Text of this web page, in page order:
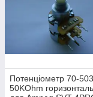
Потенціометр 70-
50KOhm